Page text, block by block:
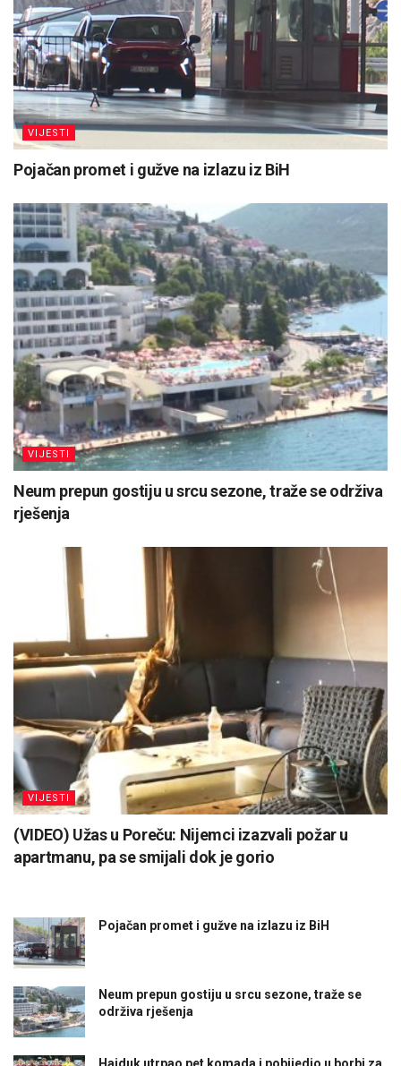
VIJESTI
Pojačan promet i gužve na izlazu iz BiH
VIJESTI
Neum prepun gostiju u srcu sezone, traže se održiva
rješenja
VIJESTI
(VIDEO) Užas u Poreču: Nijemci izazvali požar u
apartmanu, pa se smijali dok je gorio
Pojačan promet i gužve na izlazu iz BiH
Neum prepun gostiju u srcu sezone, traže se
održiva rješenja